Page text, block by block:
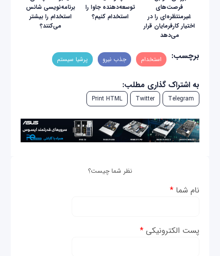
فرصت‌های
غیرمنتظره‌ای را در
اختیار کارفرمایان قرار
می‌دهد
توسعه‌دهنده جاوا را
استخدام کنیم؟
برنامه‌نویسی شانس
استخدام را بیشتر
می‌کنند؟
برچسب: استخدام جذب نیرو پرشیا سیستم
به اشتراک گذاری مطلب:
Telegram
Twitter
Print HTML
نظر شما چیست؟
نام شما*
پست الکترونیکی*